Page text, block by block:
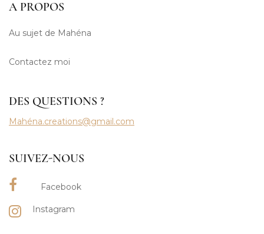
A PROPOS
Au sujet de Mahéna
Contactez moi
DES QUESTIONS ?
Mahéna.creations@gmail.com
SUIVEZ-NOUS
Facebook
Instagram